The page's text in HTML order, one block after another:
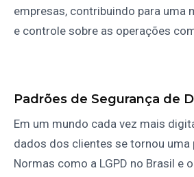
empresas, contribuindo para uma
e controle sobre as operações
Padrões de Segurança de
Em um mundo cada vez mais
dados dos clientes se tornou uma
Normas como a LGPD no Brasil e